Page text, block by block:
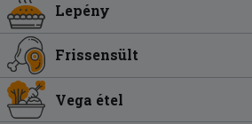
Lepény
Frissensült
Vega étel